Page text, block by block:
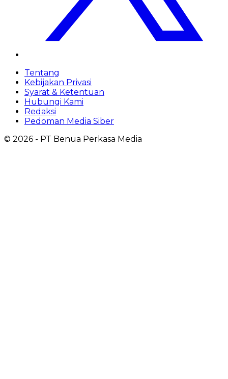
Tentang
Kebijakan Privasi
Syarat & Ketentuan
Hubungi Kami
Redaksi
Pedoman Media Siber
© 2026 - PT Benua Perkasa Media